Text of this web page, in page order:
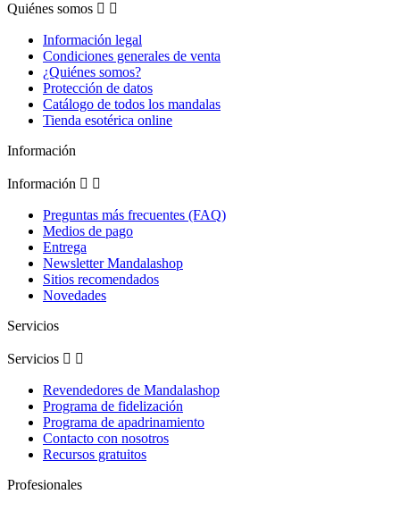
Quiénes somos  
Información legal
Condiciones generales de venta
¿Quiénes somos?
Protección de datos
Catálogo de todos los mandalas
Tienda esotérica online
Información
Información  
Preguntas más frecuentes (FAQ)
Medios de pago
Entrega
Newsletter Mandalashop
Sitios recomendados
Novedades
Servicios
Servicios  
Revendedores de Mandalashop
Programa de fidelización
Programa de apadrinamiento
Contacto con nosotros
Recursos gratuitos
Profesionales